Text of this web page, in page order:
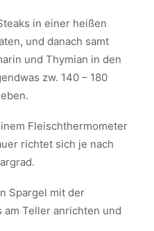
in einer heißen
und danach samt
und Thymian in den
zw. 140 – 180
Fleischthermometer
richtet sich je nach
Spargel mit der
am Teller anrichten und